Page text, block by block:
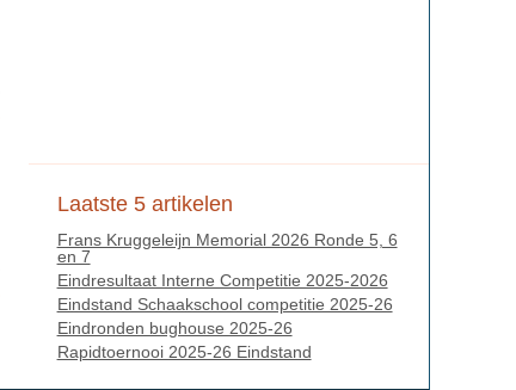
Laatste 5 artikelen
Frans Kruggeleijn Memorial 2026 Ronde 5, 6
en 7
Eindresultaat Interne Competitie 2025-2026
Eindstand Schaakschool competitie 2025-26
Eindronden bughouse 2025-26
Rapidtoernooi 2025-26 Eindstand